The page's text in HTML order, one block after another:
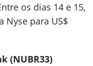
os dias 14 e 15,
Nyse para US$
(NUBR33)